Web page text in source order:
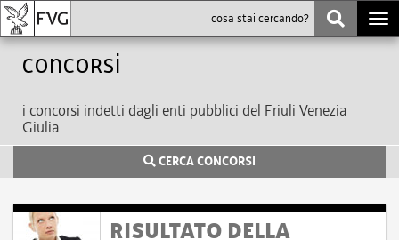
Concorsi
i concorsi indetti dagli enti pubblici del Friuli Venezia
Giulia
CERCA CONCORSI
RISULTATO DELLA